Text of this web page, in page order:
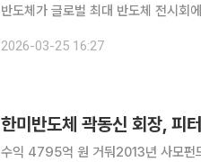
반도체가 글로벌 최대 반도체 전시회
폰서로 참가해 ‘2.5D TC 본더 40’과
2026-03-25 16:27
한미반도체 곽동신 회장, 피
수익 4795억 원 거둬2013년 사모펀드 투자 계기 한미반도체 법인과